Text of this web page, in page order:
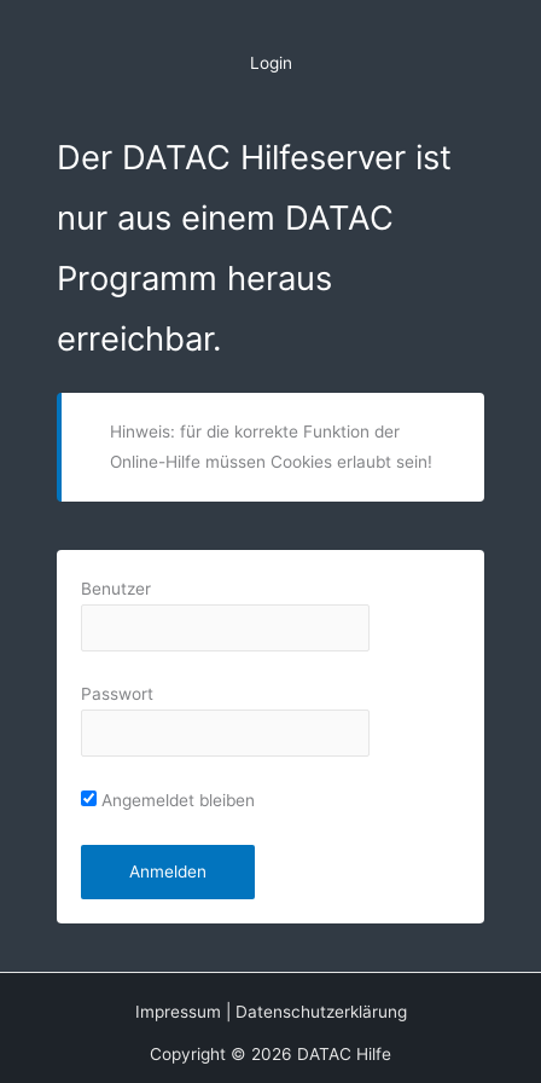
Login
Der DATAC Hilfeserver ist
nur aus einem DATAC
Programm heraus
erreichbar.
Hinweis: für die korrekte Funktion der
Online-Hilfe müssen Cookies erlaubt sein!
Benutzer
Passwort
Angemeldet bleiben
Impressum Datenschutzerklärung
Copyright © 2026 DATAC Hilfe